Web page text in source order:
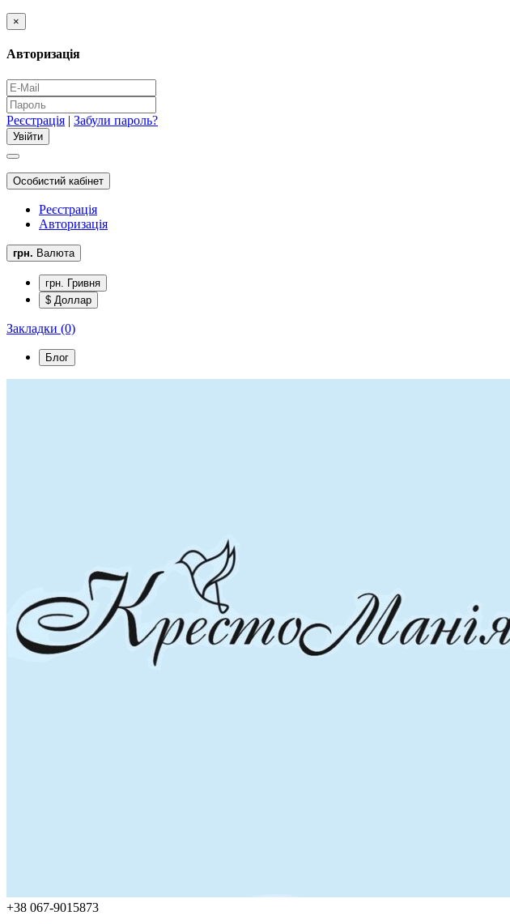
×
Авторизація
Реєстрація | Забули пароль?
Особистий кабінет
Реєстрація
Авторизація
грн. Валюта
грн. Гривня
$ Доллар
Закладки (0)
Блог
+38 067-9015873